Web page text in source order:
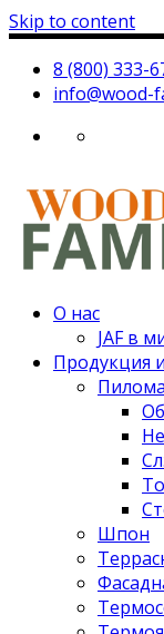
Skip to content
8 (800) 333-
info@wood-
О нас
JAF в
Продукция
Шпон